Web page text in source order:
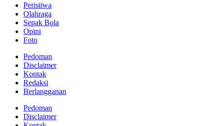
Peristiwa
Olahraga
Sepak Bola
Opini
Foto
Pedoman
Disclaimer
Kontak
Redaksi
Berlangganan
Pedoman
Disclaimer